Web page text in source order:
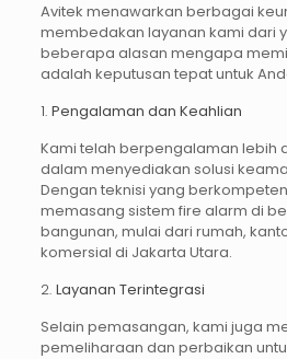
Avitek menawarkan berbagai
membedakan layanan kami dari
beberapa alasan mengapa
adalah keputusan tepat untuk
1. Pengalaman dan Keahlian
Kami telah berpengalaman lebih
dalam menyediakan solusi
Dengan teknisi yang
memasang sistem fire alarm di
bangunan, mulai dari rumah,
komersial di Jakarta Utara.
2. Layanan Terintegrasi
Selain pemasangan, kami juga
pemeliharaan dan perbaikan